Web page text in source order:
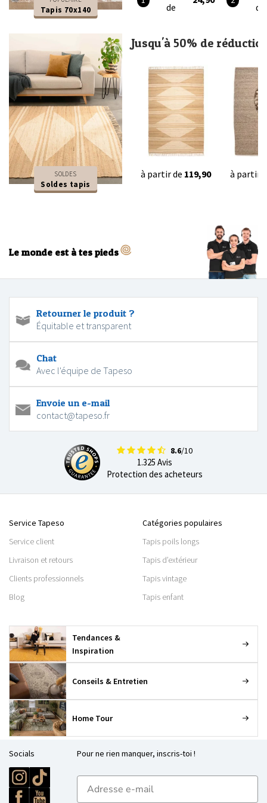
Tapis 70x140
de
de
SOLDES
Soldes tapis
Jusqu'à 50% de
à partir de 119,90 à partir
Le monde est à tes pieds
Retourner le produit ?
Équitable et transparent
Chat
Avec l'équipe de Tapeso
Envoie un e-mail
contact@tapeso.fr
8.6/10
1.325 Avis
Protection des acheteurs
Service Tapeso
Service client
Livraison et retours
Clients professionnels
Blog
Catégories populaires
Tapis poils longs
Tapis d’extérieur
Tapis vintage
Tapis enfant
Tendances &
Inspiration
Conseils & Entretien
Home Tour
Socials Pour ne rien manquer, inscris-toi !
E-mailadres